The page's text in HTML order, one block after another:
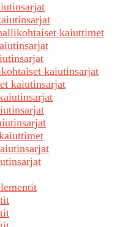
kaiuttimet
kaiutinsarjat
kaiutinsarjat